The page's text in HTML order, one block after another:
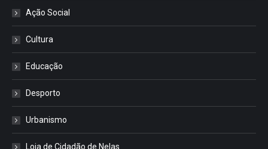
Ação Social
Cultura
Educação
Desporto
Urbanismo
Loja de Cidadão de Nelas